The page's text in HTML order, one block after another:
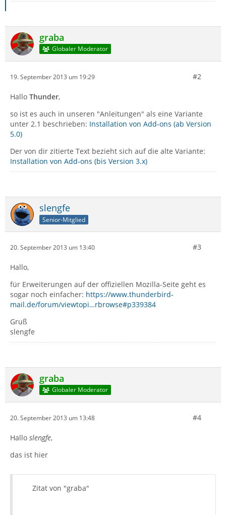
graba
Globaler Moderator
19. September 2013 um 19:29 #2
Hallo Thunder,
so ist es auch in unseren "Anleitungen" als eine Variante
unter 2.1 beschrieben: Installation von Add-ons (ab Version
5.0)
Der von dir zitierte Text bezieht sich auf die alte Variante:
Installation von Add-ons (bis Version 3.x)
slengfe
Senior-Mitglied
20. September 2013 um 13:40 #3
Hallo,
für Erweiterungen auf der offiziellen Mozilla-Seite geht es
sogar noch einfacher: https://www.thunderbird-
mail.de/forum/viewtopi…rbrowse#p339384
Gruß
slengfe
graba
Globaler Moderator
20. September 2013 um 13:48 #4
Hallo slengfe,
das ist hier
Zitat von "graba"